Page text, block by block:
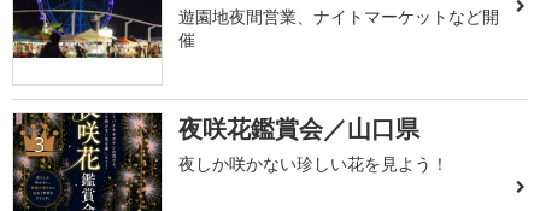
遊園地夜間営業、ナイトマーケットなど開
催
3 夜咲花鑑賞会／山口県
夜しか咲かない珍しい花を見よう！